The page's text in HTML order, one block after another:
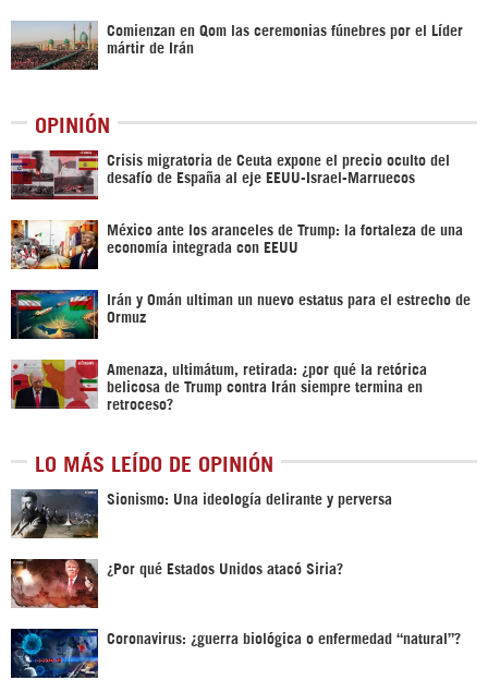
Comienzan en Qom las ceremonias fúnebres por el Líder
mártir de Irán
OPINIÓN
Crisis migratoria de Ceuta expone el precio oculto del
desafío de España al eje EEUU-Israel-Marruecos
México ante los aranceles de Trump: la fortaleza de una
economía integrada con EEUU
Irán y Omán ultiman un nuevo estatus para el estrecho de
Ormuz
Amenaza, ultimátum, retirada: ¿por qué la retórica
belicosa de Trump contra Irán siempre termina en
retroceso?
LO MÁS LEÍDO DE OPINIÓN
Sionismo: Una ideología delirante y perversa
¿Por qué Estados Unidos atacó Siria?
Coronavirus: ¿guerra biológica o enfermedad “natural”?